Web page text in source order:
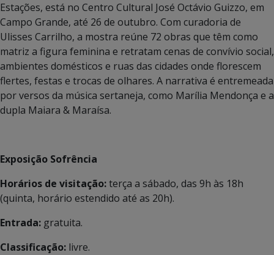
Estações, está no Centro Cultural José Octávio Guizzo, em
Campo Grande, até 26 de outubro. Com curadoria de
Ulisses Carrilho, a mostra reúne 72 obras que têm como
matriz a figura feminina e retratam cenas de convívio social,
ambientes domésticos e ruas das cidades onde florescem
flertes, festas e trocas de olhares. A narrativa é entremeada
por versos da música sertaneja, como Marília Mendonça e a
dupla Maiara & Maraísa.
Exposição Sofrência
Horários de visitação:terça a sábado, das 9h às 18h
(quinta, horário estendido até as 20h).
Entrada: gratuita.
Classificação: livre.